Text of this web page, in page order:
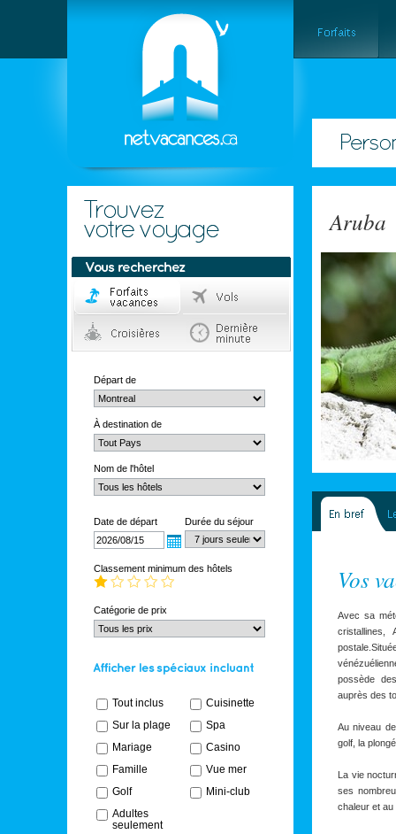
Départ de
À destination de
Nom de l'hôtel
Date de départ Durée du séjour
Classement minimum des hôtels
Catégorie de prix
Tout inclus
Cuisinette
Sur la plage
Spa
Mariage
Casino
Famille
Vue mer
Golf
Mini-club
Adultes
seulement
Aruba
Vos
Avec sa
cristallines,
possède
auprès des
Au niveau
golf, la
La vie
ses
chaleur et au